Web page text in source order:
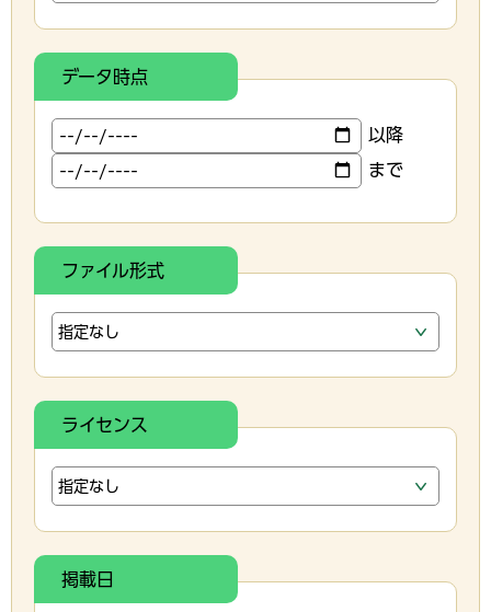
データ時点
以降
まで
ファイル形式
ライセンス
掲載日